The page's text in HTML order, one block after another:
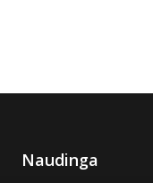
Naudinga